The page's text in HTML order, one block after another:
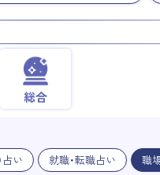
総合
占い 就職・転職占い 職